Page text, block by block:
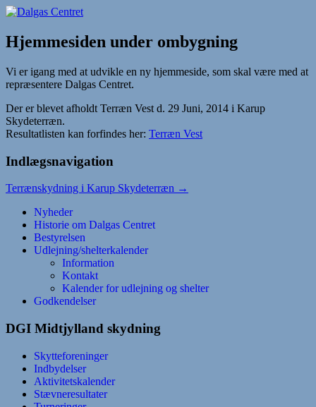
Hop
indhold
Dalgas Centret
Hjemmesiden under ombygning
Vi er igang med at udvikle en ny hjemmeside, som skal være med at
repræsentere Dalgas Centret.
Der er blevet afholdt Terræn Vest d. 29 Juni, 2014 i Karup
Skydeterræn.
Resultatlisten kan forfindes her: Terræn Vest
Indlægsnavigation
Terrænskydning i Karup Skydeterræn →
Nyheder
Historie om Dalgas Centret
Bestyrelsen
Udlejning/shelterkalender
Information
Kontakt
Kalender for udlejning og shelter
Godkendelser
DGI Midtjylland skydning
Skytteforeninger
Indbydelser
Aktivitetskalender
Stævneresultater